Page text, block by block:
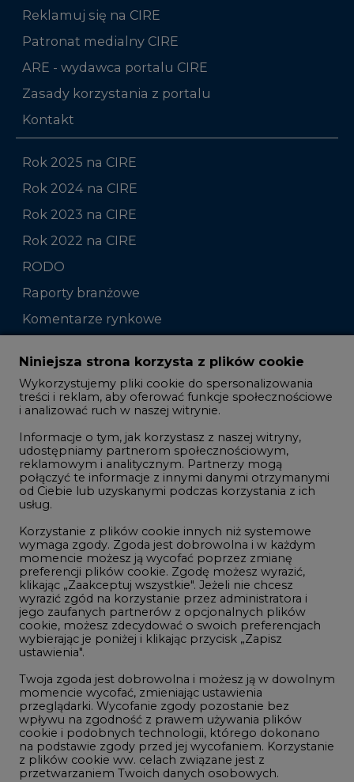
Reklamuj się na CIRE
Patronat medialny CIRE
ARE - wydawca portalu CIRE
Zasady korzystania z portalu
Kontakt
Rok 2025 na CIRE
Rok 2024 na CIRE
Rok 2023 na CIRE
Rok 2022 na CIRE
RODO
Raporty branżowe
Komentarze rynkowe
Zmiany kadrowe na rynku
Studio CIRE
Rozmowy o energetyce
Gospodarka
Geopolityka
LTE450
Innowacje i AI
Telekomunikacja i IT
Handel emisjami CO2
Wodór
Górnictwo
Atom
Fotowoltaika
Offshore wind
Niniejsza strona korzysta z plików cookie
Wykorzystujemy pliki cookie do spersonalizowania
treści i reklam, aby oferować funkcje społecznościowe
i analizować ruch w naszej witrynie.
Informacje o tym, jak korzystasz z naszej witryny,
udostępniamy partnerom społecznościowym,
reklamowym i analitycznym. Partnerzy mogą
połączyć te informacje z innymi danymi otrzymanymi
od Ciebie lub uzyskanymi podczas korzystania z ich
usług.
Korzystanie z plików cookie innych niż systemowe
wymaga zgody. Zgoda jest dobrowolna i w każdym
momencie możesz ją wycofać poprzez zmianę
preferencji plików cookie. Zgodę możesz wyrazić,
klikając „Zaakceptuj wszystkie". Jeżeli nie chcesz
wyrazić zgód na korzystanie przez administratora i
jego zaufanych partnerów z opcjonalnych plików
cookie, możesz zdecydować o swoich preferencjach
wybierając je poniżej i klikając przycisk „Zapisz
ustawienia".
Twoja zgoda jest dobrowolna i możesz ją w dowolnym
momencie wycofać, zmieniając ustawienia
przeglądarki. Wycofanie zgody pozostanie bez
wpływu na zgodność z prawem używania plików
cookie i podobnych technologii, którego dokonano
na podstawie zgody przed jej wycofaniem. Korzystanie
z plików cookie ww. celach związane jest z
przetwarzaniem Twoich danych osobowych.